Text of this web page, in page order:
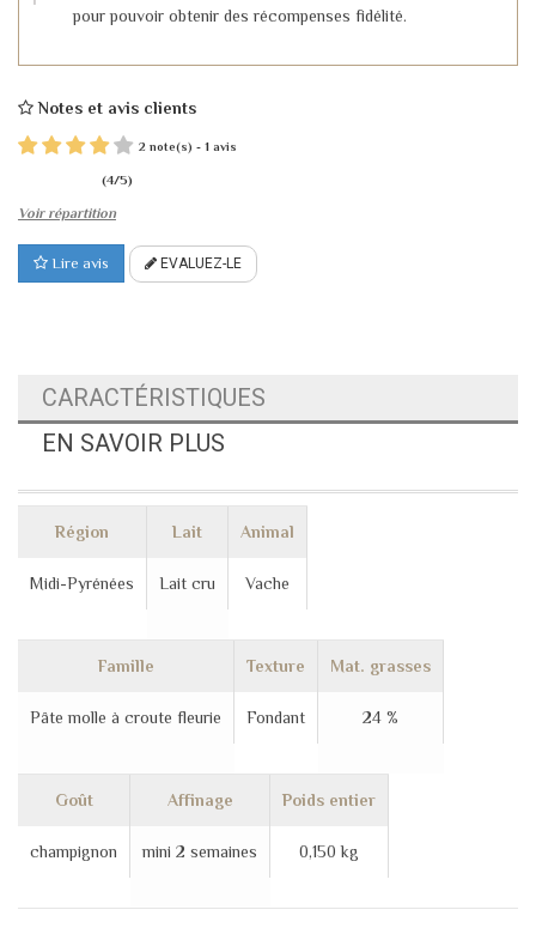
pour pouvoir obtenir des récompenses fidélité.
Notes et avis clients
(4/5)
2 note(s) - 1 avis
Voir répartition
Lire avis EVALUEZ-LE
CARACTÉRISTIQUES
EN SAVOIR PLUS
Région
Midi-Pyrénées
Lait
Lait cru
Animal
Vache
Famille
Pâte molle à croute fleurie
Texture
Fondant
Mat. grasses
24 %
Goût
champignon
Affinage
mini 2 semaines
Poids entier
0,150 kg